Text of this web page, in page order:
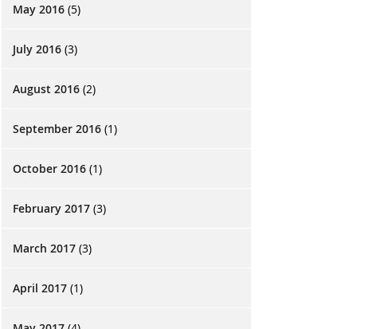
May 2016(5)
July 2016(3)
August 2016(2)
September 2016(1)
October 2016(1)
February 2017(3)
March 2017(3)
April 2017(1)